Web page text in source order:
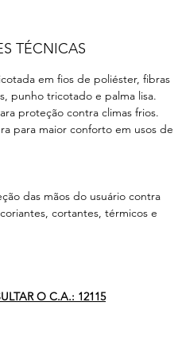
TÉCNICAS
em fios de poliéster, fibras
punho tricotado e palma lisa.
proteção contra climas frios.
para maior conforto em usos de
das mãos do usuário contra
cortantes, térmicos e
O C.A.: 12115